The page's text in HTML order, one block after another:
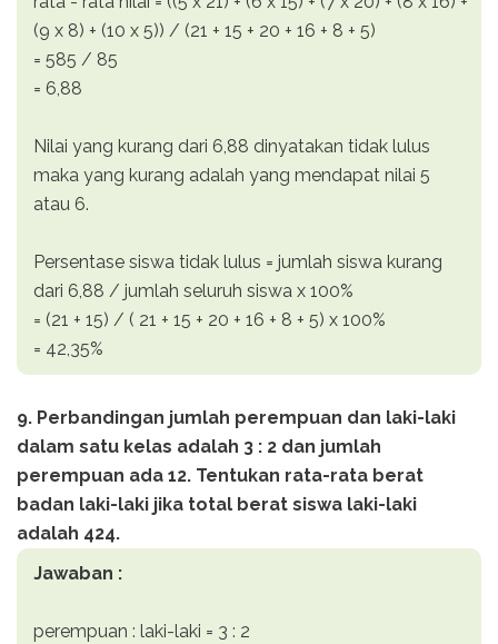
(9 x 8) + (10 x 5)) / (21 + 15 + 20 + 16 + 8 + 5)
= 585 / 85
= 6,88
Nilai yang kurang dari 6,88 dinyatakan tidak lulus
maka yang kurang adalah yang mendapat nilai 5
atau 6.
Persentase siswa tidak lulus = jumlah siswa kurang
dari 6,88 / jumlah seluruh siswa x 100%
= (21 + 15) / ( 21 + 15 + 20 + 16 + 8 + 5) x 100%
= 42,35%
9. Perbandingan jumlah perempuan dan laki-laki
dalam satu kelas adalah 3 : 2 dan jumlah
perempuan ada 12. Tentukan rata-rata berat
badan laki-laki jika total berat siswa laki-laki
adalah 424.
Jawaban :
perempuan : laki-laki = 3 : 2